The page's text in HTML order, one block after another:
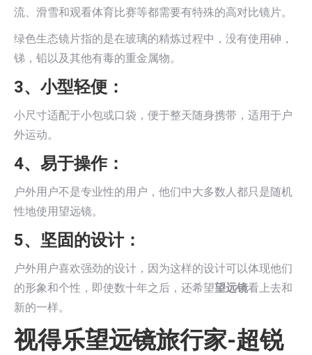
流、滑雪和观看体育比赛等都需要有特殊的高对比镜片。
绿色生态镜片指的是在玻璃的精炼过程中，没有使用砷，
锑，铅以及其他有毒的重金属物。
3、小型轻便：
小尺寸适配于小包或口袋，便于整天随身携带，适用于户
外运动。
4、易于操作：
户外用户不是专业性的用户，他们中大多数人都只是随机
性地使用望远镜。
5、坚固的设计：
户外用户喜欢强劲的设计，因为这样的设计可以体现他们
的形象和个性，即使数十年之后，还希望望远镜看上去和
新的一样。
视得乐望远镜旅行家-超锐